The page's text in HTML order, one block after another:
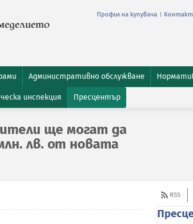
Профил на купувача
Административно обслужване
инспекция Пресцентър
ще могат да
лв. от новата
RSS